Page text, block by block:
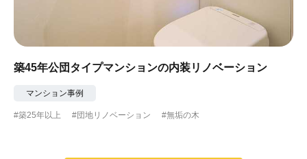
築45年公団タイプマンションの内装リノベーション
マンション事例
#築25年以上 #団地リノベーション #無垢の木